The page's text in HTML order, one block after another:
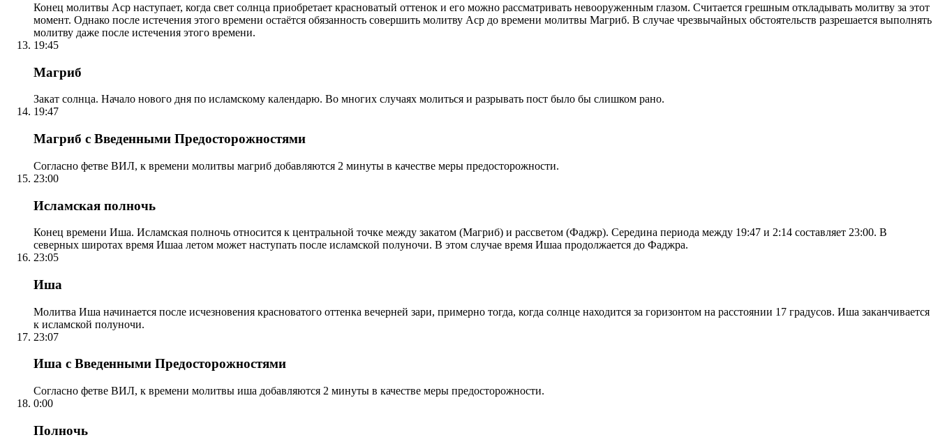
Конец молитвы Аср наступает, когда свет солнца приобретает красноватый оттенок и его можно рассматривать невооруженным глазом. Считается грешным откладывать молитву за этот
момент. Однако после истечения этого времени остаётся обязанность совершить молитву Аср до времени молитвы Магриб. В случае чрезвычайных обстоятельств разрешается выполнять
молитву даже после истечения этого времени.
19:45
Магриб
Закат солнца. Начало нового дня по исламскому календарю. Во многих случаях молиться и разрывать пост было бы слишком рано.
19:47
Магриб с Введенными Предосторожностями
Согласно фетве ВИЛ, к времени молитвы магриб добавляются 2 минуты в качестве меры предосторожности.
23:00
Исламская полночь
Конец времени Иша. Исламская полночь относится к центральной точке между закатом (Магриб) и рассветом (Фаджр). Середина периода между 19:47 и 2:14 составляет 23:00. В
северных широтах время Ишаа летом может наступать после исламской полуночи. В этом случае время Ишаа продолжается до Фаджра.
23:05
Иша
Молитва Иша начинается после исчезновения красноватого оттенка вечерней зари, примерно тогда, когда солнце находится за горизонтом на расстоянии 17 градусов. Иша заканчивается
к исламской полуночи.
23:07
Иша с Введенными Предосторожностями
Согласно фетве ВИЛ, к времени молитвы иша добавляются 2 минуты в качестве меры предосторожности.
0:00
Полночь